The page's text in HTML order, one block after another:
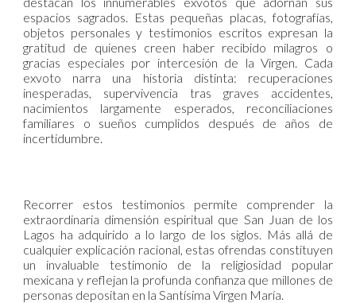
espacios sagrados. Estas pequeñas placas, fotografías,
objetos personales y testimonios escritos expresan la
gratitud de quienes creen haber recibido milagros o
gracias especiales por intercesión de la Virgen. Cada
exvoto narra una historia distinta: recuperaciones
inesperadas, supervivencia tras graves accidentes,
nacimientos largamente esperados, reconciliaciones
familiares o sueños cumplidos después de años de
incertidumbre.
Recorrer estos testimonios permite comprender la
extraordinaria dimensión espiritual que San Juan de los
Lagos ha adquirido a lo largo de los siglos. Más allá de
cualquier explicación racional, estas ofrendas constituyen
un invaluable testimonio de la religiosidad popular
mexicana y reflejan la profunda confianza que millones de
personas depositan en la Santísima Virgen María.